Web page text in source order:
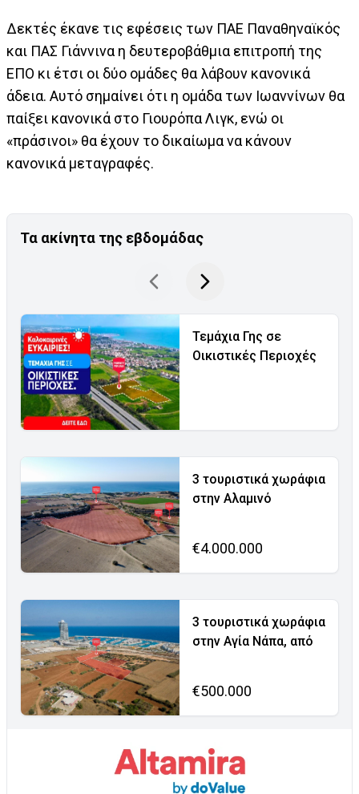
Δεκτές έκανε τις εφέσεις των ΠΑΕ Παναθηναϊκός
και ΠΑΣ Γιάννινα η δευτεροβάθμια επιτροπή της
ΕΠΟ κι έτσι οι δύο ομάδες θα λάβουν κανονικά
άδεια. Αυτό σημαίνει ότι η ομάδα των Ιωαννίνων θα
παίξει κανονικά στο Γιουρόπα Λιγκ, ενώ οι
«πράσινοι» θα έχουν το δικαίωμα να κάνουν
κανονικά μεταγραφές.
Τα ακίνητα της εβδομάδας
Τεμάχια Γης σε
Οικιστικές Περιοχές
3 τουριστικά χωράφια
στην Αλαμινό
€4.000.000
3 τουριστικά χωράφια
στην Αγία Νάπα, από
€500.000